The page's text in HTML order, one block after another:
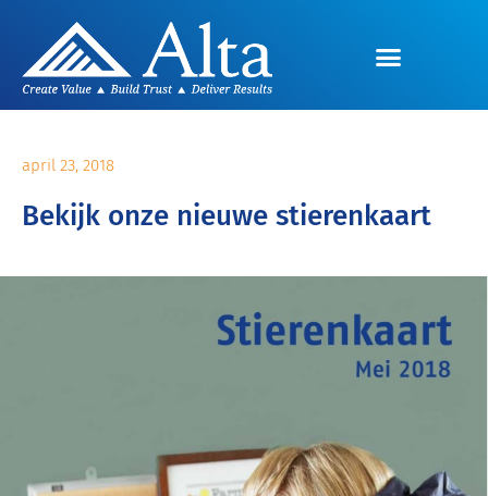
april 23, 2018
Bekijk onze nieuwe stierenkaart